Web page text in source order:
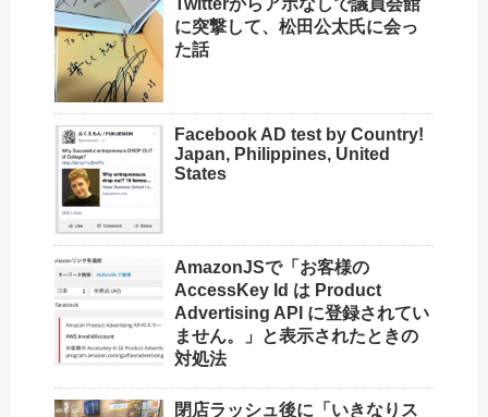
に突撃して、松田公太氏に会っ
た話
Facebook AD test by Country!
Japan, Philippines, United
States
AmazonJSで「お客様の
AccessKey Id は Product
Advertising API に登録されてい
ません。」と表示されたときの
対処法
閉店ラッシュ後に「いきなりス